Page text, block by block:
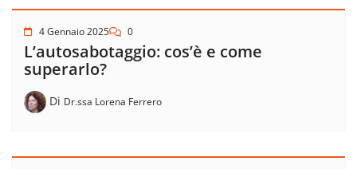
4 Gennaio 2025 0
L’autosabotaggio: cos’è e come
superarlo?
Di Dr.ssa Lorena Ferrero